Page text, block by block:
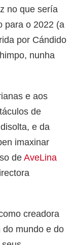
no que sería
para o 2022 (a
por Cándido
nunha
e aos
de
e da
imaxinar
de AveLina
creadora
mundo e do